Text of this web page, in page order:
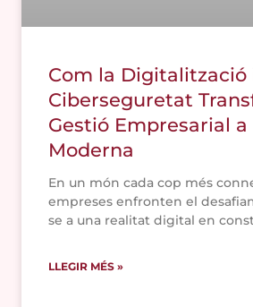
Com la Digitalització
Ciberseguretat
Gestió Empresarial a
Moderna
En un món cada cop més
empreses enfronten el
se a una realitat digital en
LLEGIR MÉS »